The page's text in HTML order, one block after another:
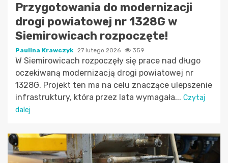
Przygotowania do modernizacji
drogi powiatowej nr 1328G w
Siemirowicach rozpoczęte!
Paulina Krawczyk 27 lutego 2026 359
W Siemirowicach rozpoczęły się prace nad długo
oczekiwaną modernizacją drogi powiatowej nr
1328G. Projekt ten ma na celu znaczące ulepszenie
infrastruktury, która przez lata wymagała... Czytaj
dalej